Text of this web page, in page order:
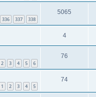
336 337 338
5065
4
2 3 4 5 6
76
1 2 3 4 5
74